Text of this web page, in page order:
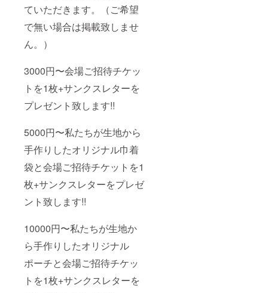
ていただきます。（ご希望
で無い場合は掲載致しませ
ん。）
3000円〜会場ご招待チケッ
トを1枚+サンクスレターを
プレゼント致します!!
5000円〜私たちが生地から
手作りしたオリジナル巾着
袋と会場ご招待チケットを1
枚+サンクスレターをプレゼ
ント致します!!
10000円〜私たちが生地か
ら手作りしたオリジナル
ポーチと会場ご招待チケッ
トを1枚+サンクスレターを